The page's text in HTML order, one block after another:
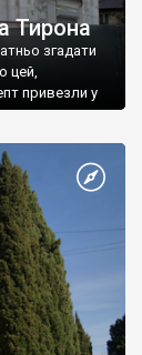
Тирона
згадати
цей,
привезли у